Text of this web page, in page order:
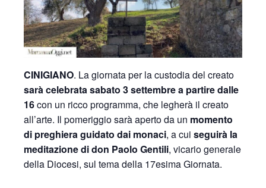
CINIGIANO. La giornata per la custodia del creato
sarà celebrata sabato 3 settembre a partire dalle
16con un ricco programma, che legherà il creato
all’arte. Il pomeriggio sarà aperto da un momento
di preghiera guidato dai monaci, a cui seguirà la
meditazione di don Paolo Gentili, vicario generale
della Diocesi, sul tema della 17esima Giornata.